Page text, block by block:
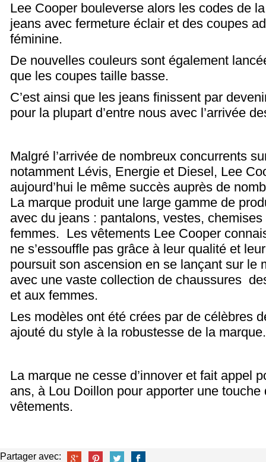
Lee Cooper bouleverse alors les codes de
jeans avec fermeture éclair et des coupes
féminine.
De nouvelles couleurs sont également
que les coupes taille basse.
C’est ainsi que les jeans finissent par
pour la plupart d’entre nous avec l’arrivée
Malgré l’arrivée de nombreux concurrents
notamment Lévis, Energie et Diesel, Lee
aujourd’hui le même succès auprès de
La marque produit une large gamme de
avec du jeans : pantalons, vestes,
femmes. Les vêtements Lee Cooper
ne s’essouffle pas grâce à leur qualité et
poursuit son ascension en se lançant sur le
avec une vaste collection de chaussures
et aux femmes.
Les modèles ont été crées par de célèbres
ajouté du style à la robustesse de la marque.
La marque ne cesse d’innover et fait appel
ans, à Lou Doillon pour apporter une touche
vêtements.
Partager avec: